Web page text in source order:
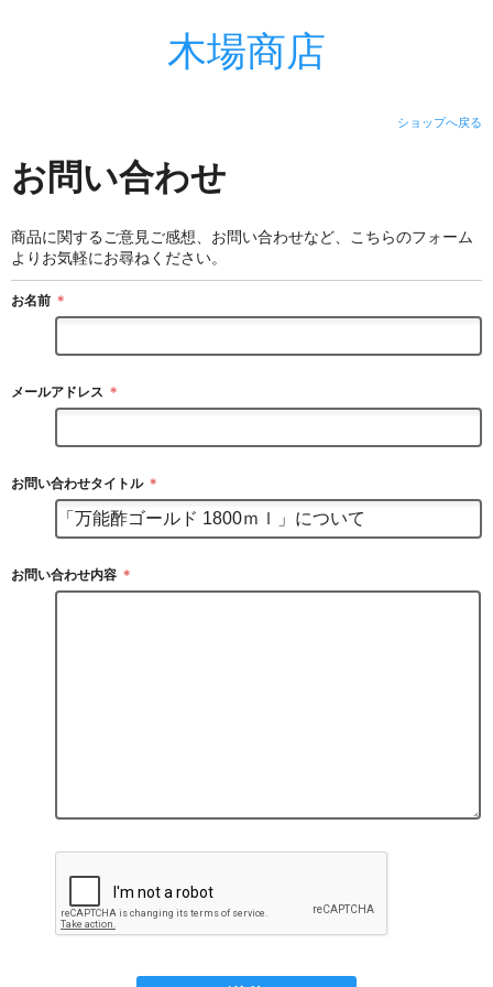
木場商店
ショップへ戻る
お問い合わせ
商品に関するご意見ご感想、お問い合わせなど、こちらのフォーム
よりお気軽にお尋ねください。
お名前 ＊
メールアドレス ＊
お問い合わせタイトル ＊
お問い合わせ内容 ＊